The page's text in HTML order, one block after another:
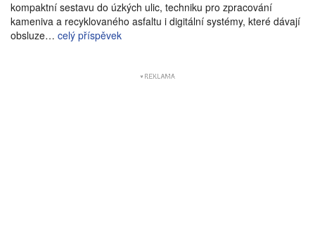
kompaktní sestavu do úzkých ulic, techniku pro zpracování
kameniva a recyklovaného asfaltu i digitální systémy, které dávají
obsluze… celý příspěvek